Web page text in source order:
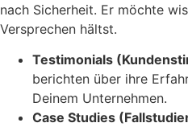
nach Sicherheit. Er möchte
Versprechen hältst.
Testimonials
berichten über ihre
Deinem Unternehmen.
Case Studies